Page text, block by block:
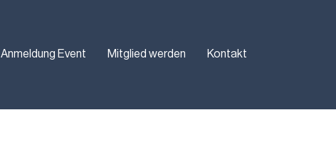
Anmeldung Event Mitglied werden Kontakt